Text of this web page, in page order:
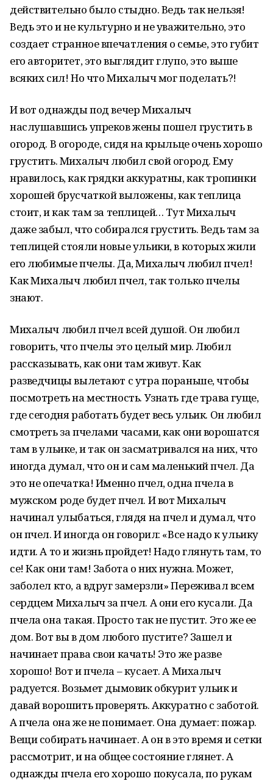
действительно было стыдно. Ведь так нельзя!
Ведь это и не культурно и не уважительно, это
создает странное впечатления о семье, это губит
его авторитет, это выглядит глупо, это выше
всяких сил! Но что Михалыч мог поделать?!
И вот однажды под вечер Михалыч
наслушавшись упреков жены пошел грустить в
огород. В огороде, сидя на крыльце очень хорошо
грустить. Михалыч любил свой огород. Ему
нравилось, как грядки аккуратны, как тропинки
хорошей брусчаткой выложены, как теплица
стоит, и как там за теплицей… Тут Михалыч
даже забыл, что собирался грустить. Ведь там за
теплицей стояли новые ульики, в которых жили
его любимые пчелы. Да, Михалыч любил пчел!
Как Михалыч любил пчел, так только пчелы
знают.
Михалыч любил пчел всей душой. Он любил
говорить, что пчелы это целый мир. Любил
рассказывать, как они там живут. Как
разведчицы вылетают с утра пораньше, чтобы
посмотреть на местность. Узнать где трава гуще,
где сегодня работать будет весь ульик. Он любил
смотреть за пчелами часами, как они ворошатся
там в ульике, и так он засматривался на них, что
иногда думал, что он и сам маленький пчел. Да
это не опечатка! Именно пчел, одна пчела в
мужском роде будет пчел. И вот Михалыч
начинал улыбаться, глядя на пчел и думал, что
он пчел. И иногда он говорил: «Все надо к ульику
идти. А то и жизнь пройдет! Надо глянуть там, то
се! Как они там! Забота о них нужна. Может,
заболел кто, а вдруг замерзли» Переживал всем
сердцем Михалыч за пчел. А они его кусали. Да
пчела она такая. Просто так не пустит. Это же ее
дом. Вот вы в дом любого пустите? Зашел и
начинает права свои качать! Это же разве
хорошо! Вот и пчела – кусает. А Михалыч
радуется. Возьмет дымовик обкурит ульик и
давай ворошить проверять. Аккуратно с заботой.
А пчела она же не понимает. Она думает: пожар.
Вещи собирать начинает. А он в это время и сетки
рассмотрит, и на общее состояние глянет. А
однажды пчела его хорошо покусала, по рукам